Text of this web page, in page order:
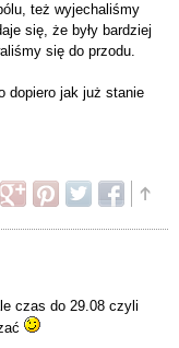
też wyjechaliśmy
się, że były bardziej
się do przodu.
dopiero jak już stanie
czas do 29.08 czyli